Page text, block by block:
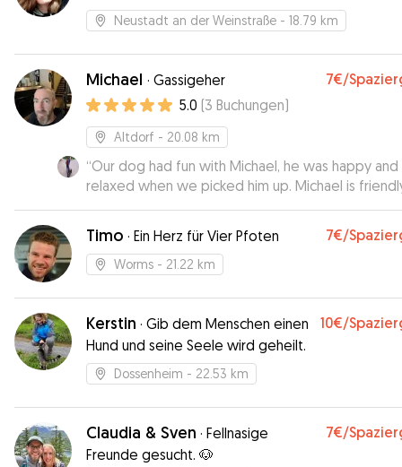
Neustadt an der Weinstraße - 18.79 km
Michael · Gassigeher 7€/
5.0 (3 Buchungen)
Altdorf - 20.08 km
“Our dog had fun with Michael, he was happy and
relaxed when we picked him up. Michael is
easy to communicate with and sent us updates
photos. We recommend!
Timo · Ein Herz für Vier Pfoten 7€/
Worms - 21.22 km
Kerstin · Gib dem Menschen einen
Hund und seine Seele wird geheilt.
10€/
Dossenheim - 22.53 km
Claudia & Sven · Fellnasige
Freunde gesucht. 🐶
7€/